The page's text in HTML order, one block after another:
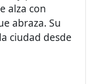
alza con
abraza. Su
ciudad desde